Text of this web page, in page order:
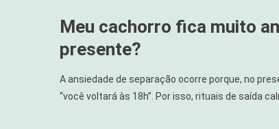
Meu cachorro fica muito
presente?
A ansiedade de separação ocorre porque, no
“você voltará às 18h”. Por isso, rituais de saída